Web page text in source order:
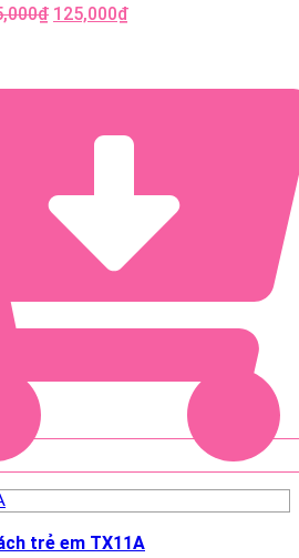
₫ Giá
125,000₫Giá
trẻ em TX11A